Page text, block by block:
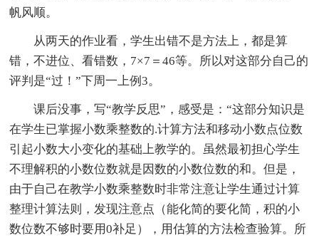
帆风顺。
从两天的作业看，学生出错不是方法上，都是算
错，不进位、看错数，7×7＝46等。所以对这部分自己的
评判是“过！”下周一上例3。
课后没事，写“教学反思”，感受是：“这部分知识是
在学生已掌握小数乘整数的.计算方法和移动小数点位数
引起小数大小变化的基础上教学的。虽然最初担心学生
不理解积的小数位数就是因数的小数位数的和。但是，
由于自己在教学小数乘整数时非常注意让学生通过计算
整理计算法则，发现注意点（能化简的要化简，积的小
数位数不够时要用0补足），用估算的方法检查验算。所